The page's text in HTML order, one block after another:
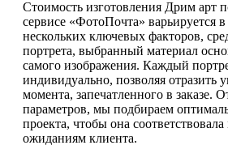
Стоимость изготовления Дрим арт
сервисе «ФотоПочта» варьируется
нескольких ключевых факторов,
портрета, выбранный материал
самого изображения. Каждый
индивидуально, позволяя отразить
момента, запечатленного в заказе.
параметров, мы подбираем
проекта, чтобы она соответствовала
ожиданиям клиента.